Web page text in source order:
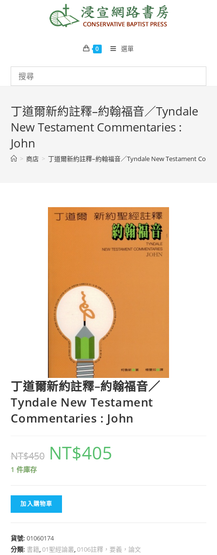
0 選單
丁道爾新約註釋–約翰福音／Tyndale
New Testament Commentaries :
John
> 商店 > 丁道爾新約註釋–約翰福音／Tyndale New Testament
丁道爾新約註釋–約翰福音／
Tyndale New Testament
Commentaries : John
NT$450 NT$405
1 件庫存
加入購物車
貨號:01060174
分類: 書籍,01聖經論叢,0106註釋，要義，論文